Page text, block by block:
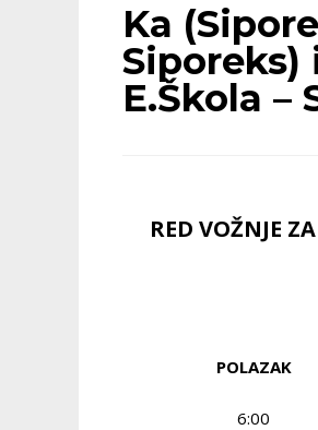
Ka
Siporeks)
E.Škola –
RED VOŽNJE
POLAZAK
6:00